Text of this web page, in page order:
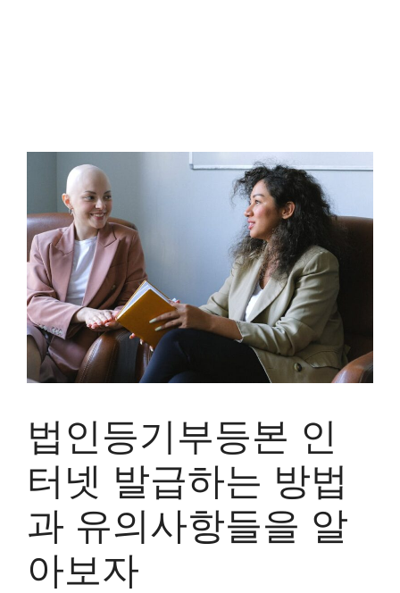
법인등기부등본 인
터넷 발급하는 방법
과 유의사항들을 알
아보자